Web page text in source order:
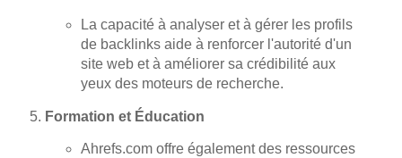
La capacité à analyser et à gérer les profils
de backlinks aide à renforcer l'autorité d'un
site web et à améliorer sa crédibilité aux
yeux des moteurs de recherche.
Formation et Éducation
Ahrefs.com offre également des ressources